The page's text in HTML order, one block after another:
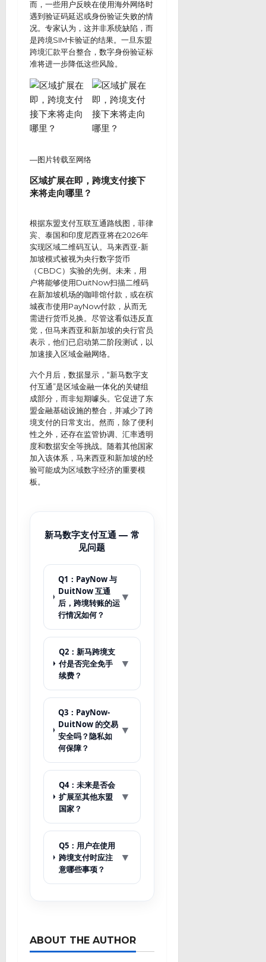
而，一些用户反映在使用海外网络时
遇到验证码延迟或身份验证失败的情
况。专家认为，这并非系统缺陷，而
是跨境SIM卡验证的结果。一旦东盟
跨境汇款平台整合，数字身份验证标
准将进一步降低这些风险。
—图片转载至网络
区域扩展在即，跨境支付接下
来将走向哪里？
根据东盟支付互联互通路线图，菲律
宾、泰国和印度尼西亚将在2026年
实现区域二维码互认。马来西亚-新
加坡模式被视为央行数字货币
（CBDC）实验的先例。未来，用
户将能够使用DuitNow扫描二维码
在新加坡机场的咖啡馆付款，或在槟
城夜市使用PayNow付款，从而无
需进行货币兑换。尽管这看似违反直
觉，但马来西亚和新加坡的央行官员
表示，他们已启动第二阶段测试，以
加速接入区域金融网络。
六个月后，数据显示，“新马数字支
付互通”是区域金融一体化的关键组
成部分，而非短期噱头。它促进了东
盟金融基础设施的整合，并减少了跨
境支付的日常支出。然而，除了便利
性之外，还存在监管协调、汇率透明
度和数据安全等挑战。随着其他国家
加入该体系，马来西亚和新加坡的经
验可能成为区域数字经济的重要模
板。
新马数字支付互通 — 常
见问题
Q1：PayNow 与
DuitNow 互通
后，跨境转账的运
行情况如何？
▼
Q2：新马跨境支
付是否完全免手
续费？
▼
Q3：PayNow-
DuitNow 的交易
安全吗？隐私如
何保障？
▼
Q4：未来是否会
扩展至其他东盟
国家？
▼
Q5：用户在使用
跨境支付时应注
意哪些事项？
▼
ABOUT THE AUTHOR